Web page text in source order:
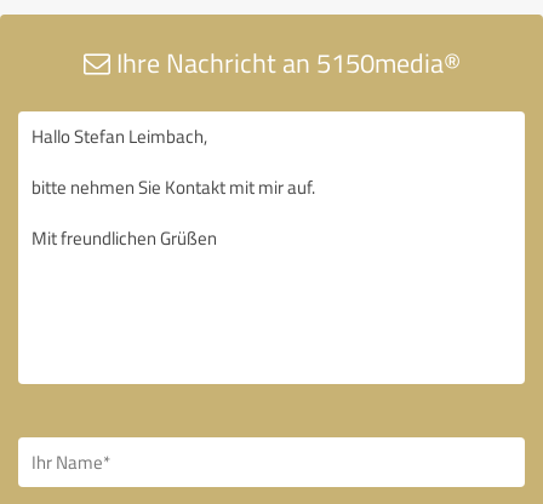
Ihre Nachricht an 5150media®